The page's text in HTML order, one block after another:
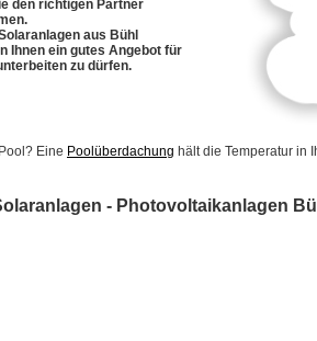
den richtigen Partner
aus Bühl
Ihnen ein gutes Angebot für
zu dürfen.
Eine Poolüberdachung hält die Temperatur in
- Photovoltaikanlagen